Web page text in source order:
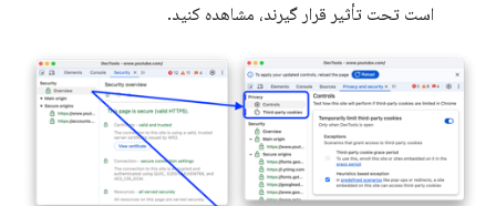
است تحت تأثیر قرار گیرند، مشاهده کنید.